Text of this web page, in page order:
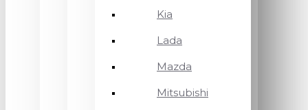
Kia
Lada
Mazda
Mitsubishi